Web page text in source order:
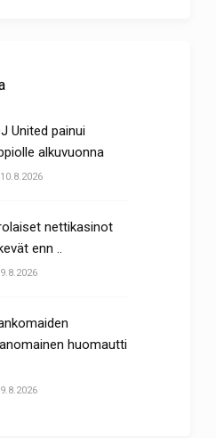
United painui
alkuvuonna
10.8.2026
nettikasinot
enn ..
9.8.2026
huomautti
9.8.2026